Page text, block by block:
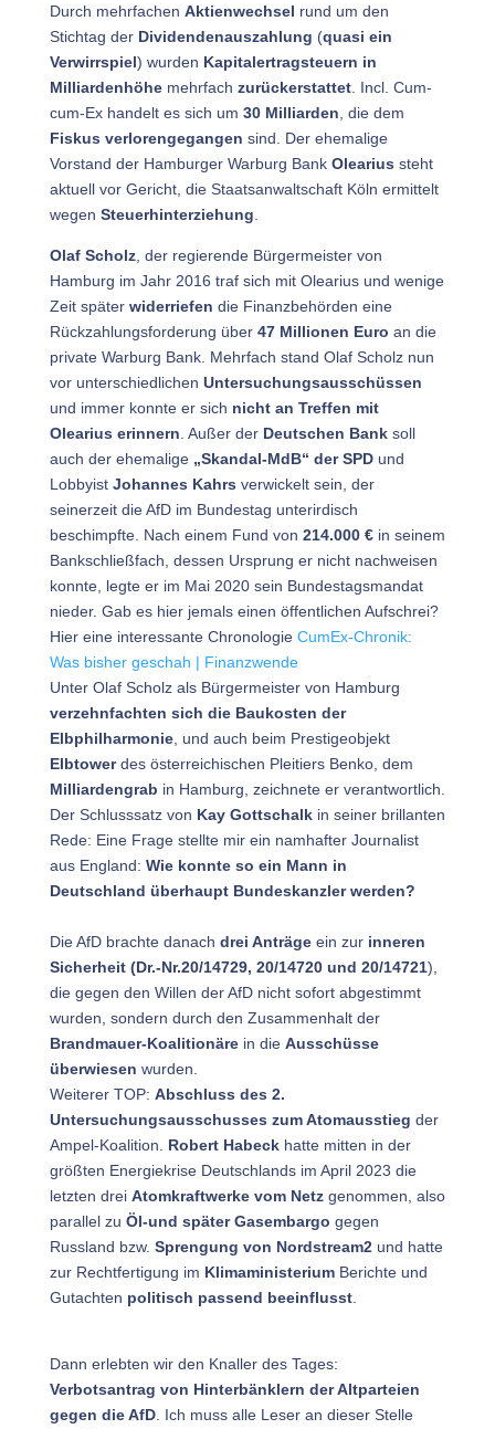
Durch mehrfachen Aktienwechsel rund um den
Stichtag der Dividendenauszahlung (quasi ein
Verwirrspiel) wurden Kapitalertragsteuern in
Milliardenhöhemehrfach zurückerstattet. Incl. Cum-
cum-Ex handelt es sich um 30 Milliarden , die dem
Fiskus verlorengegangen sind. Der ehemalige
Vorstand der Hamburger Warburg Bank Olearius steht
aktuell vor Gericht, die Staatsanwaltschaft Köln ermittelt
wegen Steuerhinterziehung
Olaf Scholz, der regierende Bürgermeister von
Hamburg im Jahr 2016 traf sich mit Olearius und wenige
Zeit später widerriefen die Finanzbehörden eine
Rückzahlungsforderung über 47 Millionen Euro an die
private Warburg Bank. Mehrfach stand Olaf Scholz nun
vor unterschiedlichen Untersuchungsausschüssen
und immer konnte er sich nicht an Treffen mit
Olearius erinnern . Außer der Deutschen Banksoll
auch der ehemalige „Skandal-MdB“ der SPD und
LobbyistJohannes Kahrs verwickelt sein, der
seinerzeit die AfD im Bundestag unterirdisch
beschimpfte. Nach einem Fund von 214.000 € in seinem
Bankschließfach, dessen Ursprung er nicht nachweisen
konnte, legte er im Mai 2020 sein Bundestagsmandat
nieder. Gab es hier jemals einen öffentlichen Aufschrei?
Hier eine interessante Chronologie CumEx-Chronik:
Was bisher geschah | Finanzwende
Unter Olaf Scholz als Bürgermeister von Hamburg
verzehnfachten sich die Baukosten der
Elbphilharmonie, und auch beim Prestigeobjekt
Elbtowerdes österreichischen Pleitiers Benko, dem
Milliardengrab in Hamburg, zeichnete er verantwortlich.
Der Schlusssatz von Kay Gottschalk in seiner brillanten
Rede: Eine Frage stellte mir ein namhafter Journalist
aus England: Wie konnte so ein Mann in
Deutschland überhaupt Bundeskanzler werden?
Die AfD brachte danach drei Anträgeein zur inneren
Sicherheit (Dr.-Nr.20/14729, 20/14720 und 20/14721),
die gegen den Willen der AfD nicht sofort abgestimmt
wurden, sondern durch den Zusammenhalt der
Brandmauer-Koalitionärein die Ausschüsse
überwiesen wurden.
Weiterer TOP: Abschluss des 2.
Untersuchungsausschusses zum Atomausstieg der
Ampel-Koalition. Robert Habeckhatte mitten in der
größten Energiekrise Deutschlands im April 2023 die
letzten drei Atomkraftwerke vom Netzgenommen, also
parallel zu Öl-und später Gasembargo gegen
Russland bzw. Sprengung von Nordstream2und hatte
zur Rechtfertigung im KlimaministeriumBerichte und
Gutachten politisch passend beeinflusst.
Dann erlebten wir den Knaller des Tages:
Verbotsantrag von Hinterbänklern der Altparteien
gegen die AfD. Ich muss alle Leser an dieser Stelle